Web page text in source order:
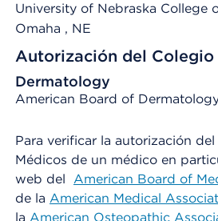
University of Nebraska College
Omaha , NE
Autorización del Colegio
Dermatology
American Board of
Para verificar la autorización
Médicos de un médico en
web del American Board of
de la American Medical
la American Osteopathic